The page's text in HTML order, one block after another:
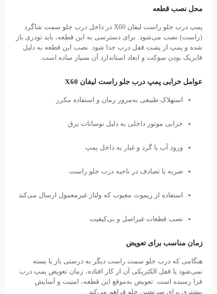
محل نصب قطعه
پمپ درب جلو راست لیفان X60 در داخل درب جلو سمت شاگرد
(راست) نصب می‌شود. برای دسترسی به این قطعه، باید تودری باز
شده و پمپ از پشت قفل درب جدا شود. نصب این قطعه به دلیل
فابریک بودن سوکت و ابعاد استاندارد آن بسیار ساده است.
عوامل خرابی پمپ درب جلو راست لیفان X60
استهلاک طبیعی به‌مرور زمان و استفاده مکرر
خرابی موتور داخلی به دلیل نوسانات برق
ورود آب یا گرد و غبار به داخل پمپ
ضربه یا تصادف در ناحیه درب جلو راست
استفاده از ریموت معیوب که ولتاژ غیرمعمول ارسال می‌کند
نصب قطعات غیراصل و بی‌کیفیت
زمان مناسب برای تعویض
هنگامی که درب جلو سمت راست دیگر به درستی باز یا بسته
نمی‌شود یا قفل الکتریکی آن از کار افتاده، زمان تعویض پمپ درب
فرا رسیده است. تعویض به‌موقع این قطعه، امنیت و آسایش
بیشتری برای سرنشین جلو فراهم می‌کند.